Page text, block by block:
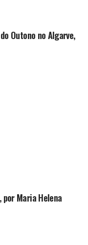
Outono no Algarve,
por Maria Helena